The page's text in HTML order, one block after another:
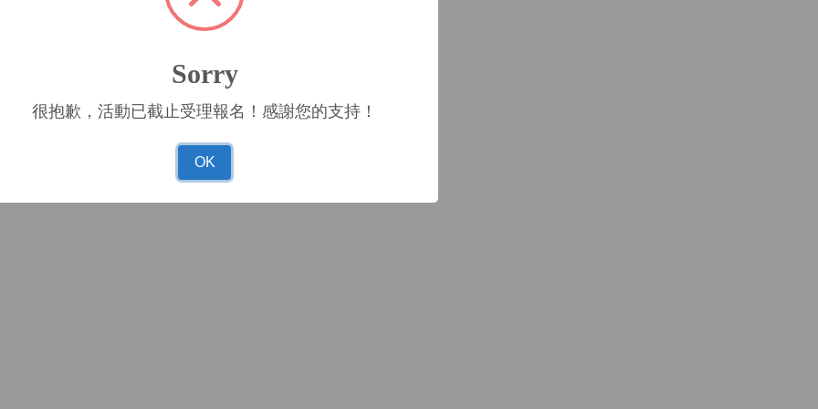
Sorry
很抱歉，活動已截止受理報名！感謝您的支持！
OK